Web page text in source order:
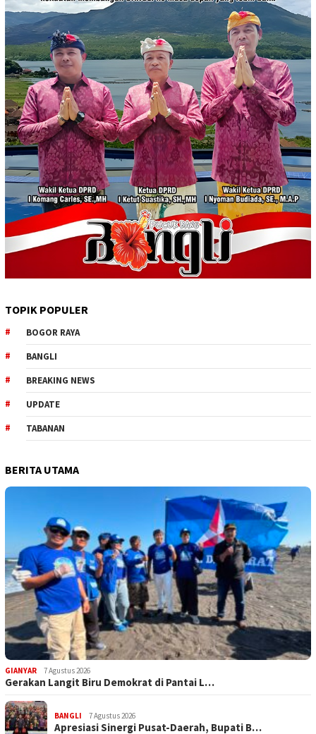
TOPIK POPULER
BOGOR RAYA
BANGLI
BREAKING NEWS
UPDATE
TABANAN
BERITA UTAMA
GIANYAR 7 Agustus 2026
Gerakan Langit Biru Demokrat di Pantai L…
BANGLI 7 Agustus 2026
Apresiasi Sinergi Pusat-Daerah, Bupati B…